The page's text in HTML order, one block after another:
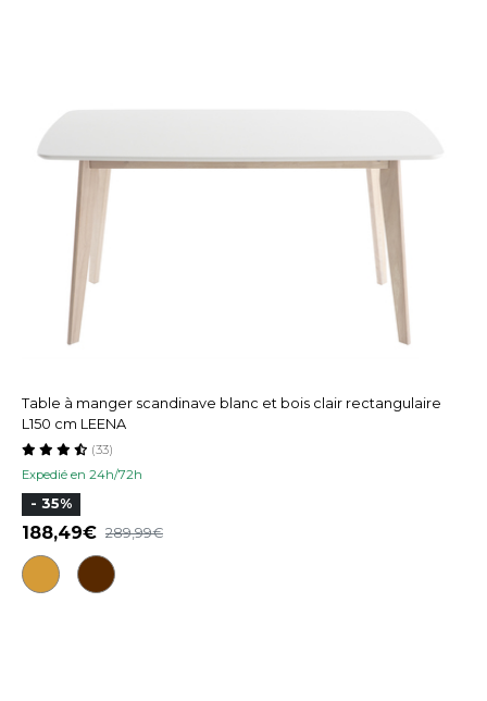
Table à manger scandinave blanc et bois clair rectangulaire
L150 cm LEENA
Expedié en 24h/72h
(33)
- 35%
188,49 289,99